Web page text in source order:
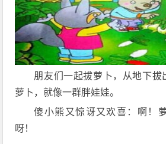
朋友们一起拔萝卜，从地下拔
萝卜，就像一群胖娃娃。
傻小熊又惊讶又欢喜：啊！
呀！